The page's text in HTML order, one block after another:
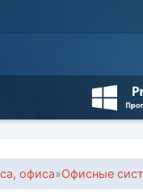
офиса»Офисные